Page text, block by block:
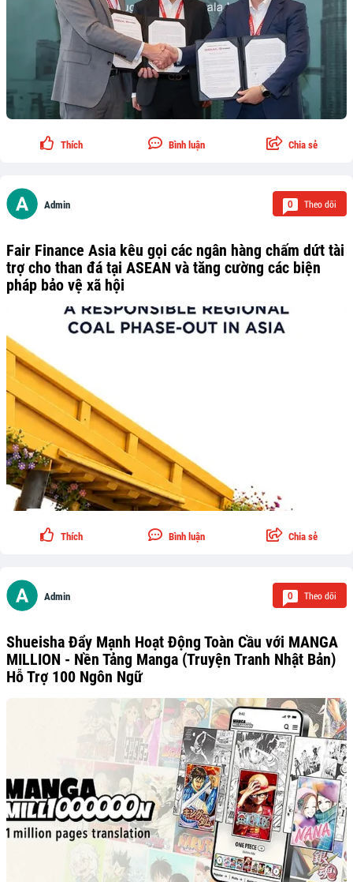
Thích Bình luận Chia sẻ
Admin 0 Theo dõi
Fair Finance Asia kêu gọi các ngân hàng chấm dứt tài
trợ cho than đá tại ASEAN và tăng cường các biện
pháp bảo vệ xã hội
Thích Bình luận Chia sẻ
Admin 0 Theo dõi
Shueisha Đẩy Mạnh Hoạt Động Toàn Cầu với MANGA
MILLION - Nền Tảng Manga (Truyện Tranh Nhật Bản)
Hỗ Trợ 100 Ngôn Ngữ